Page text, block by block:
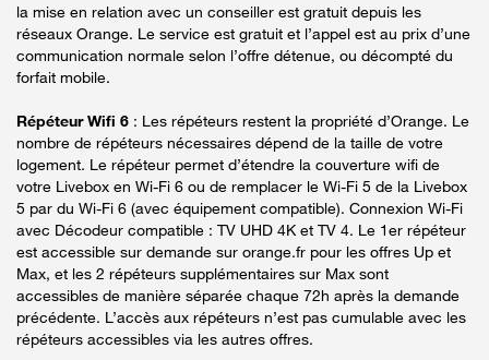
la mise en relation avec un conseiller est gratuit depuis les
réseaux Orange. Le service est gratuit et l’appel est au prix d’une
communication normale selon l’offre détenue, ou décompté du
forfait mobile.
Répéteur Wifi 6 : Les répéteurs restent la propriété d’Orange. Le
nombre de répéteurs nécessaires dépend de la taille de votre
logement. Le répéteur permet d’étendre la couverture wifi de
votre Livebox en Wi-Fi 6 ou de remplacer le Wi-Fi 5 de la Livebox
5 par du Wi-Fi 6 (avec équipement compatible). Connexion Wi-Fi
avec Décodeur compatible : TV UHD 4K et TV 4. Le 1er répéteur
est accessible sur demande sur orange.fr pour les offres Up et
Max, et les 2 répéteurs supplémentaires sur Max sont
accessibles de manière séparée chaque 72h après la demande
précédente. L’accès aux répéteurs n’est pas cumulable avec les
répéteurs accessibles via les autres offres.